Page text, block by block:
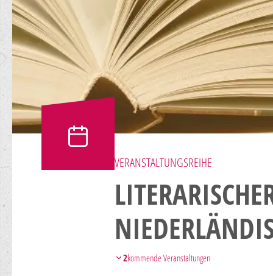
VERANSTALTUNGSREIHE
2kommende Veranstaltungen